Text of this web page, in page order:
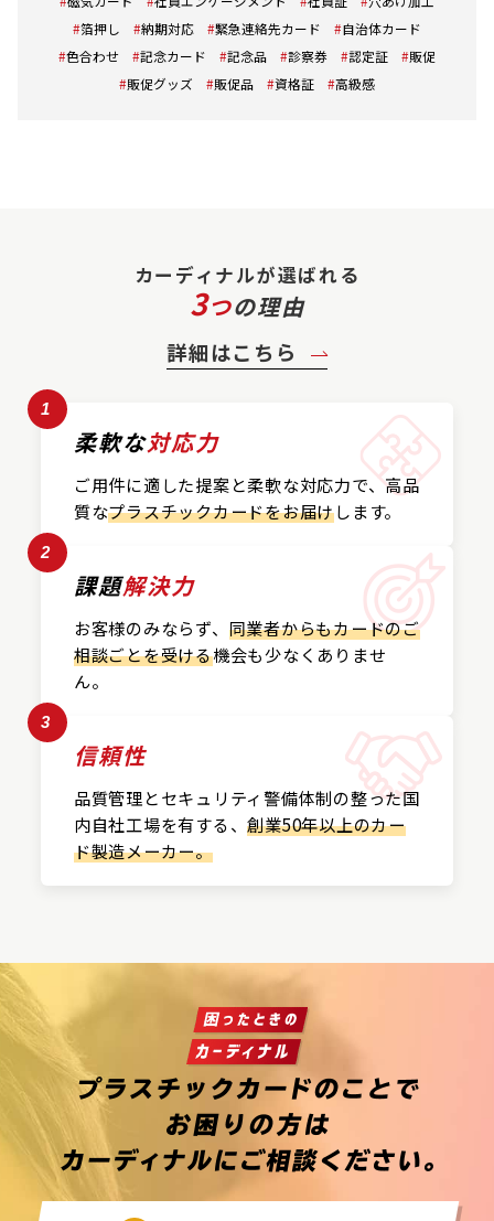
箔押し
納期対応 緊急連絡先カード
自治体カード
色合わせ
記念カード 記念品 診察券 認定証
販促
販促グッズ
販促品 資格証 高級感
カーディナルが選ばれる
3つの理由
詳細はこちら
1
柔軟な対応力
ご用件に適した提案と柔軟な対応力で、高品
質なプラスチックカードをお届けします。
2
課題解決力
お客様のみならず、 同業者からもカードのご
相談ごとを受ける機会も少なくありませ
ん。
3
信頼性
品質管理とセキュリティ警備体制の整った国
内自社工場を有する、創業50年以上のカー
ド製造メーカー。